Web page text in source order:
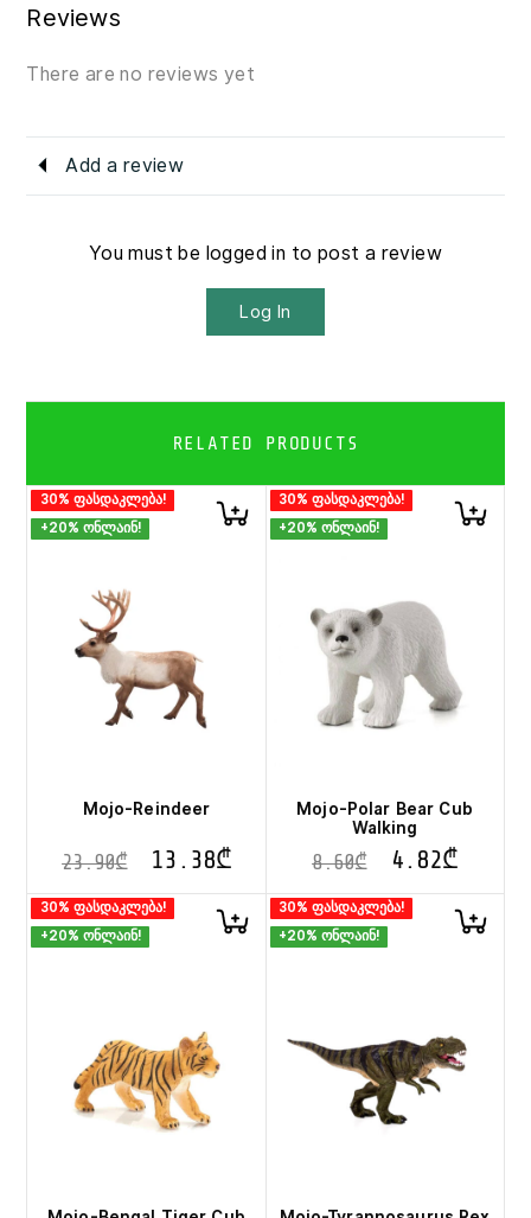
Reviews
There are no reviews yet
Add a review
You must be logged in to post a review
Log In
RELATED PRODUCTS
30% ფასდაკლება!
+20% ონლაინ!
Mojo-Reindeer
23.90₾ 13.38₾
30% ფასდაკლება!
+20% ონლაინ!
Mojo-Polar Bear Cub
Walking
8.60₾ 4.82₾
30% ფასდაკლება!
+20% ონლაინ!
30% ფასდაკლება!
+20% ონლაინ!